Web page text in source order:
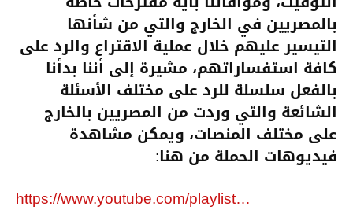
بالمصريين في الخارج والتي من شأنها
التيسير عليهم خلال عملية الاقتراع والرد على
كافة استفساراتهم، مشيرة إلى أننا بدأنا
بالفعل سلسلة للرد على مختلف الأسئلة
الشائعة والتي وردت من المصريين بالخارج
على مختلف المنصات، ويمكن مشاهدة
فيديوهات الحملة من هنا:
https://www.youtube.com/playlist…